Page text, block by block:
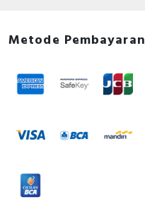
Metode Pembayaran